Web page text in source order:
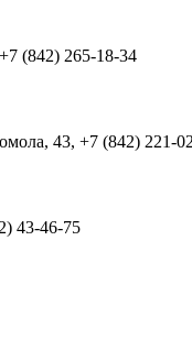
(842) 265-18-34
43, +7 (842) 221-
43-46-75